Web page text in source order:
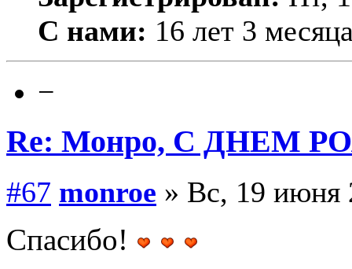
С нами: 16 лет 3
−
Re: Монро, С ДНЕМ
#67 monroe » Вс, 19 июня
Спасибо!